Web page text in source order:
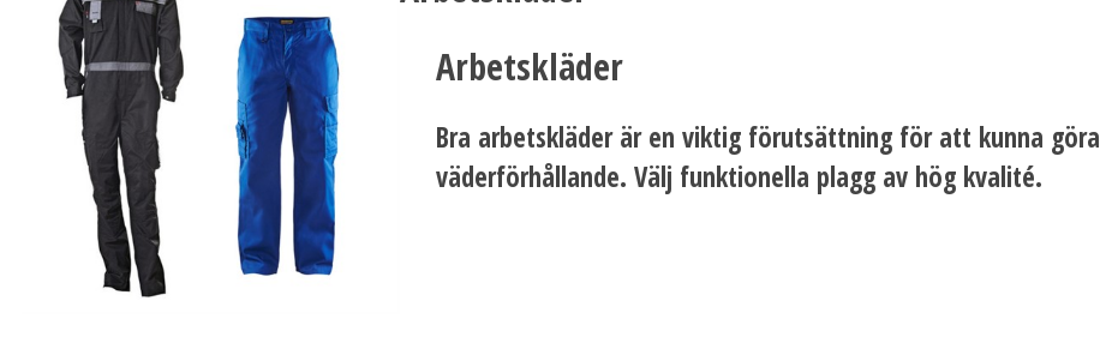
Arbetskläder
Bra arbetskläder är en viktig förutsättning för att kunna
väderförhållande. Välj funktionella plagg av hög kvalité.